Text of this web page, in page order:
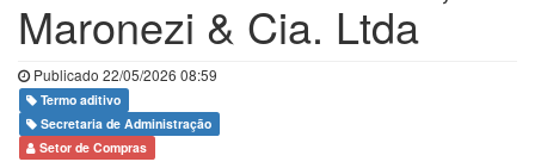
Maronezi & Cia. Ltda
Publicado 22/05/2026 08:59
Termo aditivo
Secretaria de Administração
Setor de Compras